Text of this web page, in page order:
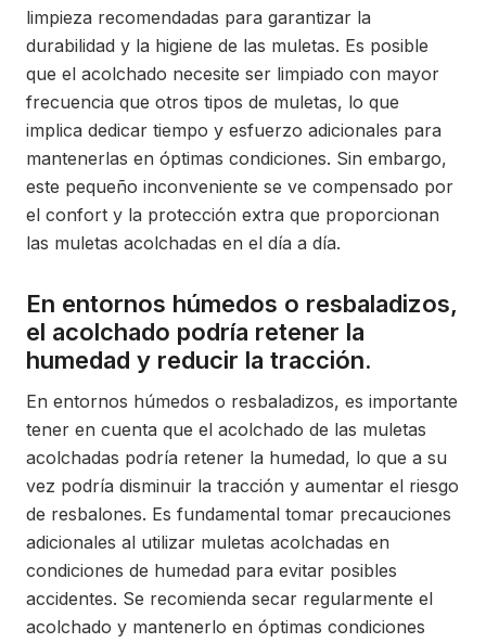
limpieza recomendadas para garantizar la
durabilidad y la higiene de las muletas. Es posible
que el acolchado necesite ser limpiado con mayor
frecuencia que otros tipos de muletas, lo que
implica dedicar tiempo y esfuerzo adicionales para
mantenerlas en óptimas condiciones. Sin embargo,
este pequeño inconveniente se ve compensado por
el confort y la protección extra que proporcionan
las muletas acolchadas en el día a día.
En entornos húmedos o resbaladizos,
el acolchado podría retener la
humedad y reducir la tracción.
En entornos húmedos o resbaladizos, es importante
tener en cuenta que el acolchado de las muletas
acolchadas podría retener la humedad, lo que a su
vez podría disminuir la tracción y aumentar el riesgo
de resbalones. Es fundamental tomar precauciones
adicionales al utilizar muletas acolchadas en
condiciones de humedad para evitar posibles
accidentes. Se recomienda secar regularmente el
acolchado y mantenerlo en óptimas condiciones